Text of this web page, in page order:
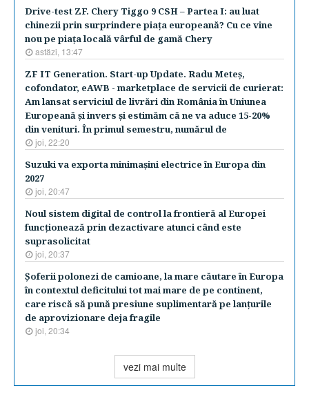
Drive-test ZF. Chery Tiggo 9 CSH – Partea I: au luat
chinezii prin surprindere piaţa europeană? Cu ce vine
nou pe piaţa locală vârful de gamă Chery
astăzi, 13:47
ZF IT Generation. Start-up Update. Radu Meteş,
cofondator, eAWB - marketplace de servicii de curierat:
Am lansat serviciul de livrări din România în Uniunea
Europeană şi invers şi estimăm că ne va aduce 15-20%
din venituri. În primul semestru, numărul de
joi, 22:20
Suzuki va exporta minimaşini electrice în Europa din
2027
joi, 20:47
Noul sistem digital de control la frontieră al Europei
funcţionează prin dezactivare atunci când este
suprasolicitat
joi, 20:37
Şoferii polonezi de camioane, la mare căutare în Europa
în contextul deficitului tot mai mare de pe continent,
care riscă să pună presiune suplimentară pe lanţurile
de aprovizionare deja fragile
joi, 20:34
vezi mai multe